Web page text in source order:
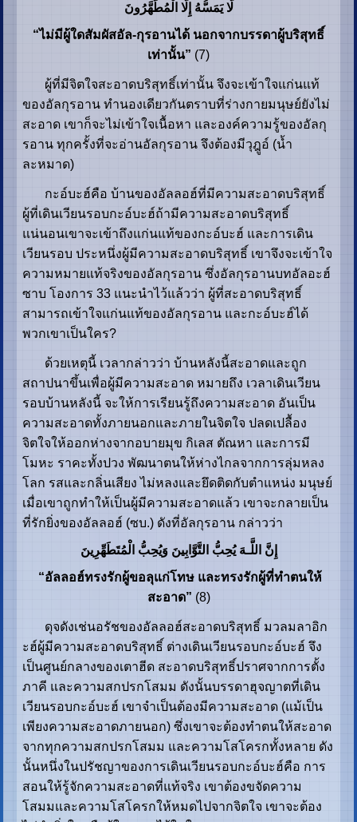
لَّا يَمَسُّهُ إِلَّا الْمُطَهَّرُونَ
“ไม่มีผู้ใดสัมผัสอัล-กุรอานได้ นอกจากบรรดาผู้บริสุทธิ์
เท่านั้น” (7)
ผู้ที่มีจิตใจสะอาดบริสุทธิ์เท่านั้น จึงจะเข้าใจแก่นแท้
ของอัลกุรอาน ทำนองเดียวกันตราบที่ร่างกายมนุษย์ยังไม่
สะอาด เขาก็จะไม่เข้าใจเนื้อหา และองค์ความรู้ของอัลกุ
รอาน ทุกครั้งที่จะอ่านอัลกุรอาน จึงต้องมีวุฎูอ์ (น้ำ
ละหมาด)
กะอ์บะฮ์คือ บ้านของอัลลอฮ์ที่มีความสะอาดบริสุทธิ์
ผู้ที่เดินเวียนรอบกะอ์บะฮ์ถ้ามีความสะอาดบริสุทธิ์
แน่นอนเขาจะเข้าถึงแก่นแท้ของกะอ์บะฮ์ และการเดิน
เวียนรอบ ประหนึ่งผู้มีความสะอาดบริสุทธิ์ เขาจึงจะเข้าใจ
ความหมายแท้จริงของอัลกุรอาน ซึ่งอัลกุรอานบทอัลอะฮ์
ซาบ โองการ 33 แนะนำไว้แล้วว่า ผู้ที่สะอาดบริสุทธิ์
สามารถเข้าใจแก่นแท้ของอัลกุรอาน และกะอ์บะฮ์ได้
พวกเขาเป็นใคร?
ด้วยเหตุนี้ เวลากล่าวว่า บ้านหลังนี้สะอาดและถูก
สถาปนาขึ้นเพื่อผู้มีความสะอาด หมายถึง เวลาเดินเวียน
รอบบ้านหลังนี้ จะให้การเรียนรู้ถึงความสะอาด อันเป็น
ความสะอาดทั้งภายนอกและภายในจิตใจ ปลดเปลื้อง
จิตใจให้ออกห่างจากอบายมุข กิเลส ตัณหา และการมี
โมหะ ราคะทั้งปวง พัฒนาตนให้ห่างไกลจากการลุ่มหลง
โลก รสและกลิ่นเสียง ไม่หลงและยึดติดกับตำแหน่ง มนุษย์
เมื่อเขาถูกทำให้เป็นผู้มีความสะอาดแล้ว เขาจะกลายเป็น
ที่รักยิ่งของอัลลอฮ์ (ซบ.) ดังที่อัลกุรอาน กล่าวว่า
إِنَّ اللَّـهَ يُحِبُّ التَّوَّابِينَ وَيُحِبُّ الْمُتَطَهِّرِينَ
“อัลลอฮ์ทรงรักผู้ขอลุแก่โทษ และทรงรักผู้ที่ทำตนให้
สะอาด” (8)
ดุจดังเช่นอรัชของอัลลอฮ์สะอาดบริสุทธิ์ มวลมลาอิก
ะฮ์ผู้มีความสะอาดบริสุทธิ์ ต่างเดินเวียนรอบกะอ์บะฮ์ จึง
เป็นศูนย์กลางของเตาฮีด สะอาดบริสุทธิ์ปราศจากการตั้ง
ภาคี และความสกปรกโสมม ดังนั้นบรรดาฮุจญาตที่เดิน
เวียนรอบกะอ์บะฮ์ เขาจำเป็นต้องมีความสะอาด (แม้เป็น
เพียงความสะอาดภายนอก) ซึ่งเขาจะต้องทำตนให้สะอาด
จากทุกความสกปรกโสมม และความโสโครกทั้งหลาย ดัง
นั้นหนึ่งในปรัชญาของการเดินเวียนรอบกะอ์บะฮ์คือ การ
สอนให้รู้จักความสะอาดที่แท้จริง เขาต้องขจัดความ
โสมมและความโสโครกให้หมดไปจากจิตใจ เขาจะต้อง